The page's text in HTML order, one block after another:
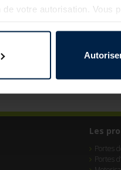
votre autorisation. Vous
Les
Portes
Portes